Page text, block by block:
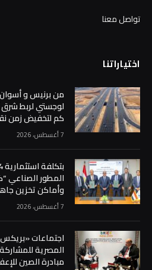
تواصل معنا
اختياراتنا
من برنيس و
كم لتخفيض زمن نقل
7 أغسطس، 2026
المطور الصناعي
وأماكن تخزين
7 أغسطس، 2026
اجتماعات
مبادرة الصين